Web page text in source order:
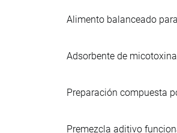
Alimento balanceado
Adsorbente de
Preparación compuesta
Premezcla aditivo